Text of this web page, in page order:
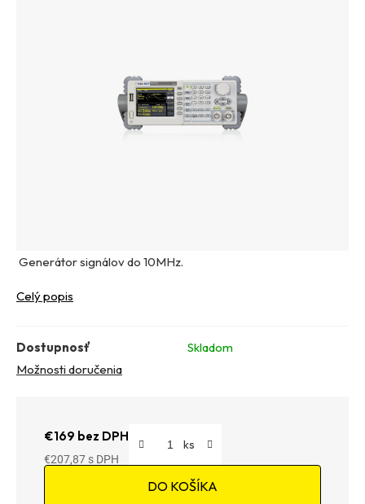
Generátor signálov do 10MHz.
Celý popis
Dostupnosť
Skladom
Možnosti doručenia
€169 bez DPH
€207,87
DO KOŠÍKA